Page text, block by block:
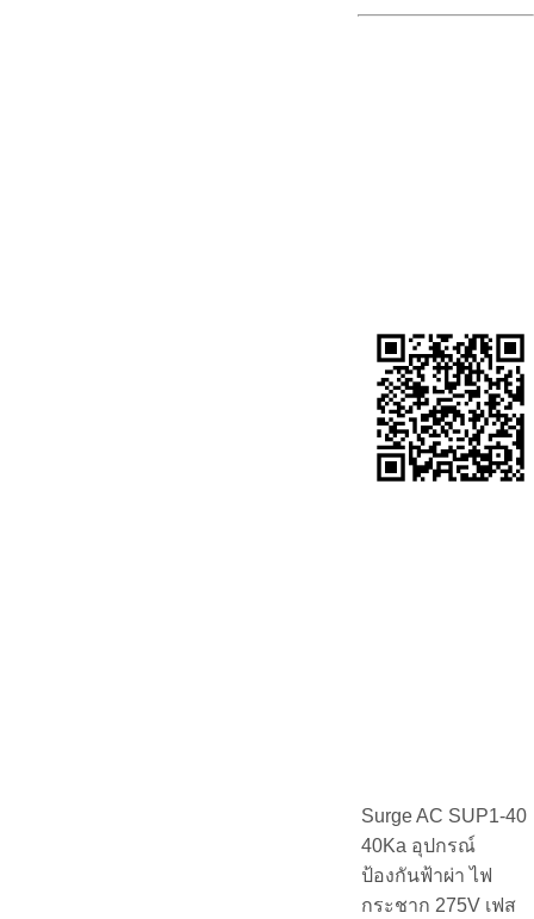
Surge AC SUP1-40
40Ka อุปกรณ์
ป้องกันฟ้าผ่า ไฟ
กระชาก 275V เฟส